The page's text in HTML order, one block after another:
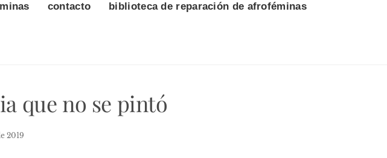
contacto biblioteca de reparación de afroféminas
que no se pintó
2019